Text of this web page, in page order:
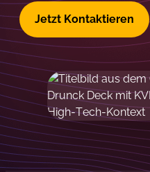
Jetzt Kontaktieren